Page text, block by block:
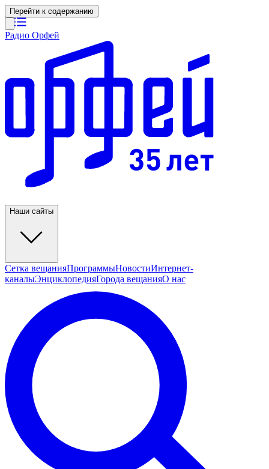
Перейти к содержанию
Радио Орфей
Наши сайты
Сетка вещанияПрограммыНовостиИнтернет-
каналыЭнциклопедияГорода вещанияО нас